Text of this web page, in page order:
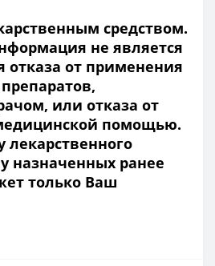
средством.
не является
отказа от применения
или отказа от
помощью.
лекарственного
назначенных ранее
только Ваш